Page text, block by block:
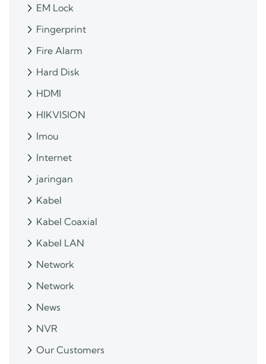
EM Lock
Fingerprint
Fire Alarm
Hard Disk
HDMI
HIKVISION
Imou
Internet
jaringan
Kabel
Kabel Coaxial
Kabel LAN
Network
Network
News
NVR
Our Customers